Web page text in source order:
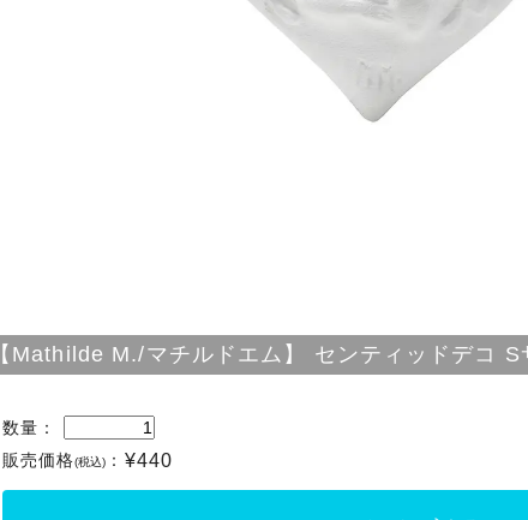
【Mathilde M./マチルドエム】 センティッドデコ
数量：
販売価格(税込) ： ¥440